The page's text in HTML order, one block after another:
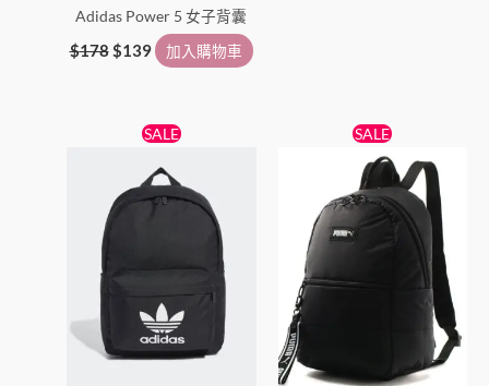
Adidas Power 5 女子背囊
$178 $139 加入購物車
SALE
格：
$239。
目
前
價
格：
$179。
SALE
$359。
目
前
價
格：
$189。